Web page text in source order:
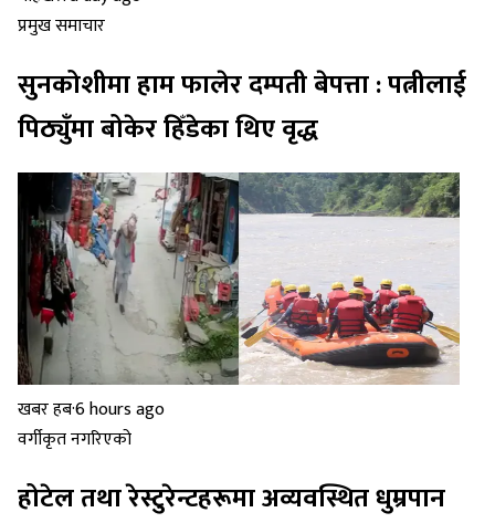
प्रमुख समाचार
सुनकोशीमा हाम फालेर दम्पती बेपत्ता : पत्नीलाई
पिठ्युँमा बोकेर हिँडेका थिए वृद्ध
खबर हब·6 hours ago
वर्गीकृत नगरिएको
होटेल तथा रेस्टुरेन्टहरूमा अव्यवस्थित धुम्रपान